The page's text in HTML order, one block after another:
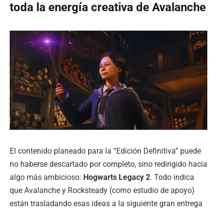
toda la energía creativa de Avalanche
El contenido planeado para la “Edición Definitiva” puede
no haberse descartado por completo, sino redirigido hacia
algo más ambicioso: Hogwarts Legacy 2. Todo indica
que Avalanche y Rocksteady (como estudio de apoyo)
están trasladando esas ideas a la siguiente gran entrega